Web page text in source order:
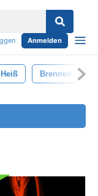
Anmelden
Heiß Brennen